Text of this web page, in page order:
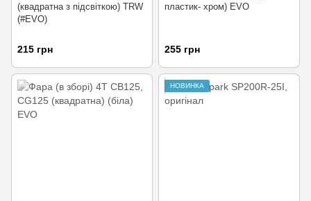
(квадратна з підсвіткою) TRW
(#EVO)
215 грн
пластик- хром) EVO
255 грн
НОВИНКА